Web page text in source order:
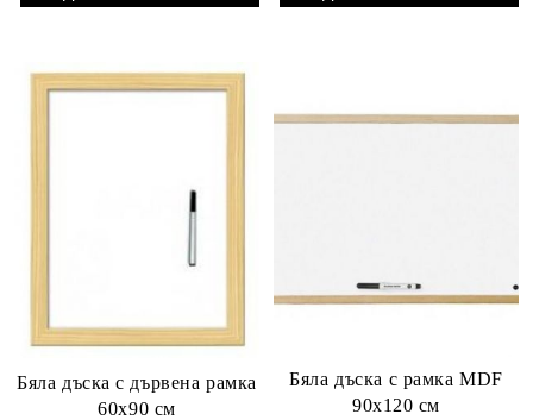
Бяла дъска с дървена рамка
60х90 см
Бяла дъска с рамка MDF
90х120 см